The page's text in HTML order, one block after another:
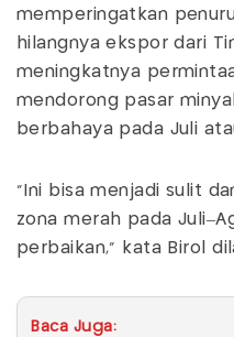
memperingatkan
hilangnya ekspor dari
meningkatnya
mendorong pasar
berbahaya pada Juli
“Ini bisa menjadi sulit
zona merah pada
perbaikan,” kata Birol
Baca Juga: